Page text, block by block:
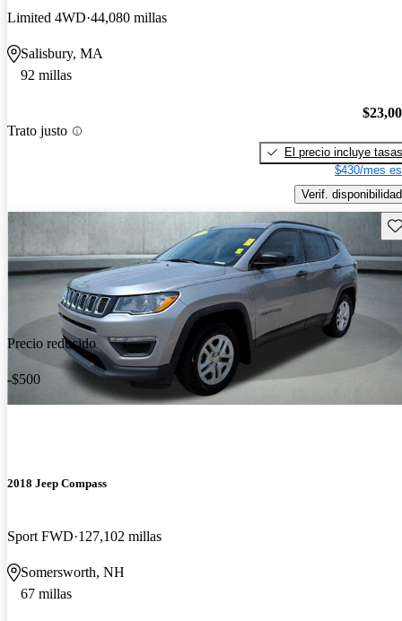
Limited 4WD 44,080 millas
Salisbury, MA
92 millas
Trato justo
El precio incluye tasas
$430/mes
Verif. disponibilidad
Precio reducido
-$500
2018 Jeep Compass
Sport FWD 127,102 millas
Somersworth, NH
67 millas